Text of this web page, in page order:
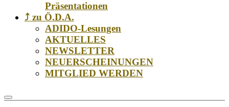
Präsentationen
⤴️ zu Ö.D.A.
ADIDO-Lesungen
AKTUELLES
NEWSLETTER
NEUERSCHEINUNGEN
MITGLIED WERDEN